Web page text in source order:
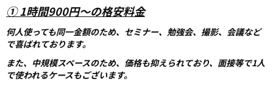
① 1時間900円～の格安料金
何人使っても同一金額のため、セミナー、勉強会、撮影、会議など
で喜ばれております。
また、中規模スペースのため、価格も抑えられており、面接等で1人
で使われるケースもございます。